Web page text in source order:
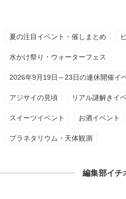
夏の注目イベント・催しまとめ
水かけ祭り・ウォーターフェス
2026年9月19日～23日の連休開催イ
アジサイの見頃 リアル謎解きイ
スイーツイベント お酒イベント
プラネタリウム・天体観測
編集部イチ